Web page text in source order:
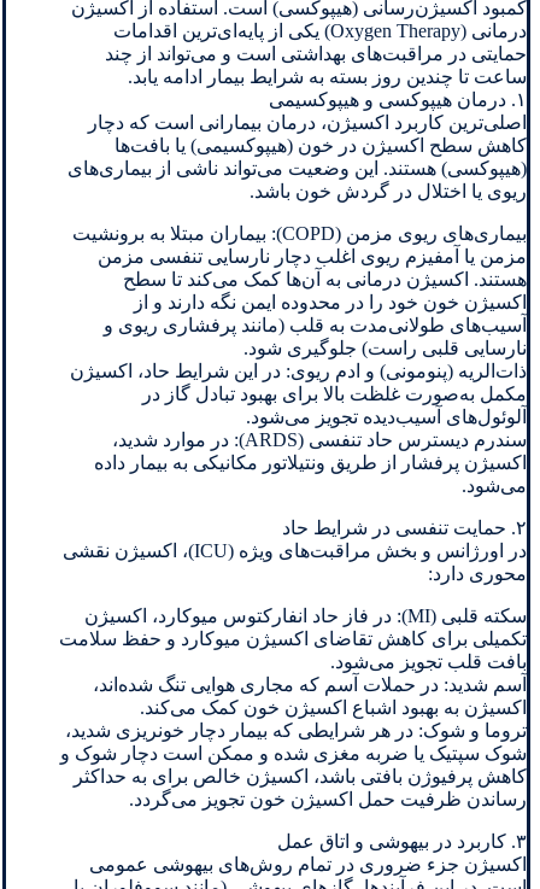
کمبود اکسیژن‌رسانی (هیپوکسی) است. استفاده از اکسیژن
درمانی (Oxygen Therapy) یکی از پایه‌ای‌ترین اقدامات
حمایتی در مراقبت‌های بهداشتی است و می‌تواند از چند
ساعت تا چندین روز بسته به شرایط بیمار ادامه یابد.
۱. درمان هیپوکسی و هیپوکسیمی
اصلی‌ترین کاربرد اکسیژن، درمان بیمارانی است که دچار
کاهش سطح اکسیژن در خون (هیپوکسیمی) یا بافت‌ها
(هیپوکسی) هستند. این وضعیت می‌تواند ناشی از بیماری‌های
ریوی یا اختلال در گردش خون باشد.
بیماری‌های ریوی مزمن (COPD): بیماران مبتلا به برونشیت
مزمن یا آمفیزم ریوی اغلب دچار نارسایی تنفسی مزمن
هستند. اکسیژن درمانی به آن‌ها کمک می‌کند تا سطح
اکسیژن خون خود را در محدوده ایمن نگه دارند و از
آسیب‌های طولانی‌مدت به قلب (مانند پرفشاری ریوی و
نارسایی قلبی راست) جلوگیری شود.
ذات‌الریه (پنومونی) و ادم ریوی: در این شرایط حاد، اکسیژن
مکمل به‌صورت غلظت بالا برای بهبود تبادل گاز در
آلوئول‌های آسیب‌دیده تجویز می‌شود.
سندرم دیسترس حاد تنفسی (ARDS): در موارد شدید،
اکسیژن پرفشار از طریق ونتیلاتور مکانیکی به بیمار داده
می‌شود.
۲. حمایت تنفسی در شرایط حاد
در اورژانس و بخش مراقبت‌های ویژه (ICU)، اکسیژن نقشی
محوری دارد:
سکته قلبی (MI): در فاز حاد انفارکتوس میوکارد، اکسیژن
تکمیلی برای کاهش تقاضای اکسیژن میوکارد و حفظ سلامت
بافت قلب تجویز می‌شود.
آسم شدید: در حملات آسم که مجاری هوایی تنگ شده‌اند،
اکسیژن به بهبود اشباع اکسیژن خون کمک می‌کند.
تروما و شوک: در هر شرایطی که بیمار دچار خونریزی شدید،
شوک سپتیک یا ضربه مغزی شده و ممکن است دچار شوک و
کاهش پرفیوژن بافتی باشد، اکسیژن خالص برای به حداکثر
رساندن ظرفیت حمل اکسیژن خون تجویز می‌گردد.
۳. کاربرد در بیهوشی و اتاق عمل
اکسیژن جزء ضروری در تمام روش‌های بیهوشی عمومی